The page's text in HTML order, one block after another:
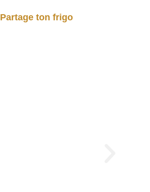
Partage ton frigo